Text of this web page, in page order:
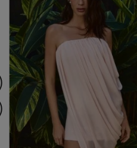
VESTIDO MADALENA AZUL MARINHO DOT
R$ 398,00
159,20